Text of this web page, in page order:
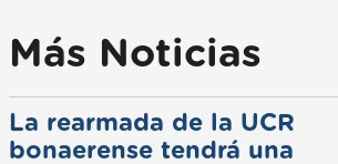
Más Noticias
La rearmada de la UCR
bonaerense tendrá una